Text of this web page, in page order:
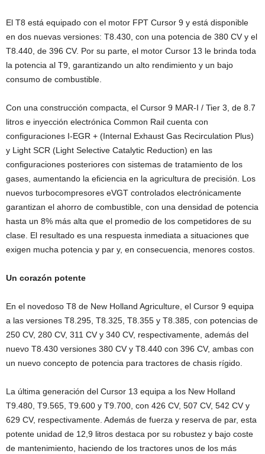
El T8 está equipado con el motor FPT Cursor 9 y está disponible
en dos nuevas versiones: T8.430, con una potencia de 380 CV y el
T8.440, de 396 CV. Por su parte, el motor Cursor 13 le brinda toda
la potencia al T9, garantizando un alto rendimiento y un bajo
consumo de combustible.
Con una construcción compacta, el Cursor 9 MAR-I / Tier 3, de 8.7
litros e inyección electrónica Common Rail cuenta con
configuraciones I-EGR + (Internal Exhaust Gas Recirculation Plus)
y Light SCR (Light Selective Catalytic Reduction) en las
configuraciones posteriores con sistemas de tratamiento de los
gases, aumentando la eficiencia en la agricultura de precisión. Los
nuevos turbocompresores eVGT controlados electrónicamente
garantizan el ahorro de combustible, con una densidad de potencia
hasta un 8% más alta que el promedio de los competidores de su
clase. El resultado es una respuesta inmediata a situaciones que
exigen mucha potencia y par y, en consecuencia, menores costos.
Un corazón potente
En el novedoso T8 de New Holland Agriculture, el Cursor 9 equipa
a las versiones T8.295, T8.325, T8.355 y T8.385, con potencias de
250 CV, 280 CV, 311 CV y 340 CV, respectivamente, además del
nuevo T8.430 versiones 380 CV y T8.440 con 396 CV, ambas con
un nuevo concepto de potencia para tractores de chasis rígido.
La última generación del Cursor 13 equipa a los New Holland
T9.480, T9.565, T9.600 y T9.700, con 426 CV, 507 CV, 542 CV y
629 CV, respectivamente. Además de fuerza y reserva de par, esta
potente unidad de 12,9 litros destaca por su robustez y bajo coste
de mantenimiento, haciendo de los tractores unos de los más